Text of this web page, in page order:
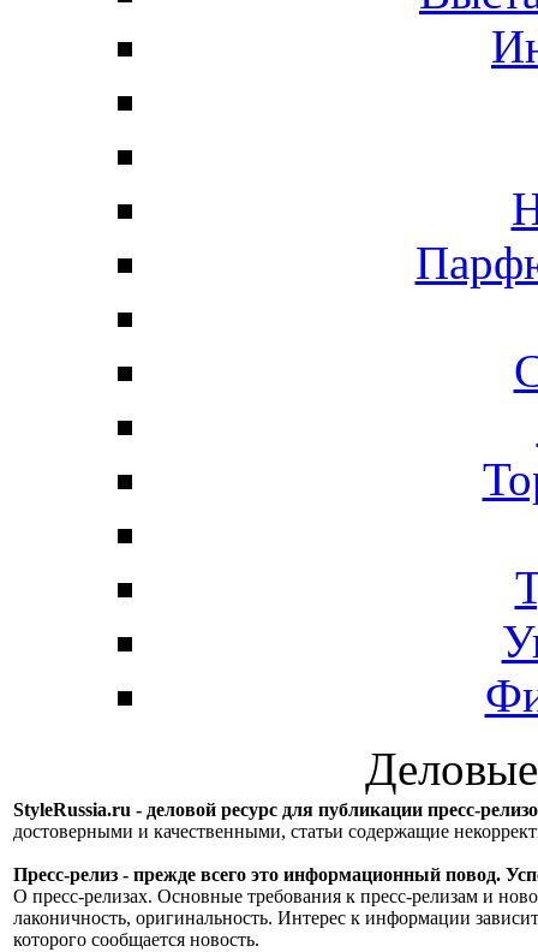
StyleRussia.ru - деловой ресурс для публикации пресс-
достоверными и качественными, статьи содержащие
Пресс-релиз - прежде всего это информационный повод.
О пресс-релизах. Основные требования к пресс-релизам и
лаконичность, оригинальность. Интерес к информации
которого сообщается новость.